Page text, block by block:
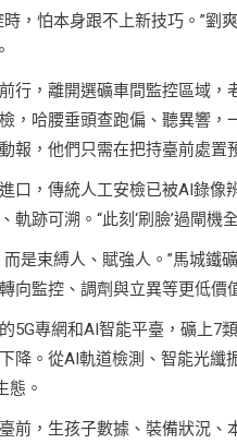
時，怕本身跟不上新技巧。”
行，離開選礦車間監控區域，
，哈腰垂頭查跑偏、聽異響，
報，他們只需在把持臺前處置
口，傳統人工安檢已被AI錄
軌跡可溯。“此刻‘刷臉’過閘
是束縛人、賦強人。”馬城鐵
向監控、調劑與立異等更低價
5G專網和AI智能平臺，礦上7
降。從AI軌道檢測、智能光纖
態。
前，生孩子數據、裝備狀況